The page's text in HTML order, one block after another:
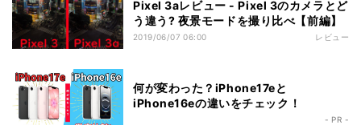
Pixel 3aレビュー - Pixel 3のカメラとど
う違う? 夜景モードを撮り比べ【前編】
2019/06/07 06:00 レビュー
何が変わった？iPhone17eと
iPhone16eの違いをチェック！
- PR -